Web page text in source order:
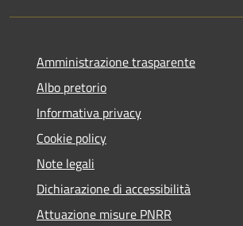
Amministrazione trasparente
Albo pretorio
Informativa privacy
Cookie policy
Note legali
Dichiarazione di accessibilità
Attuazione misure PNRR